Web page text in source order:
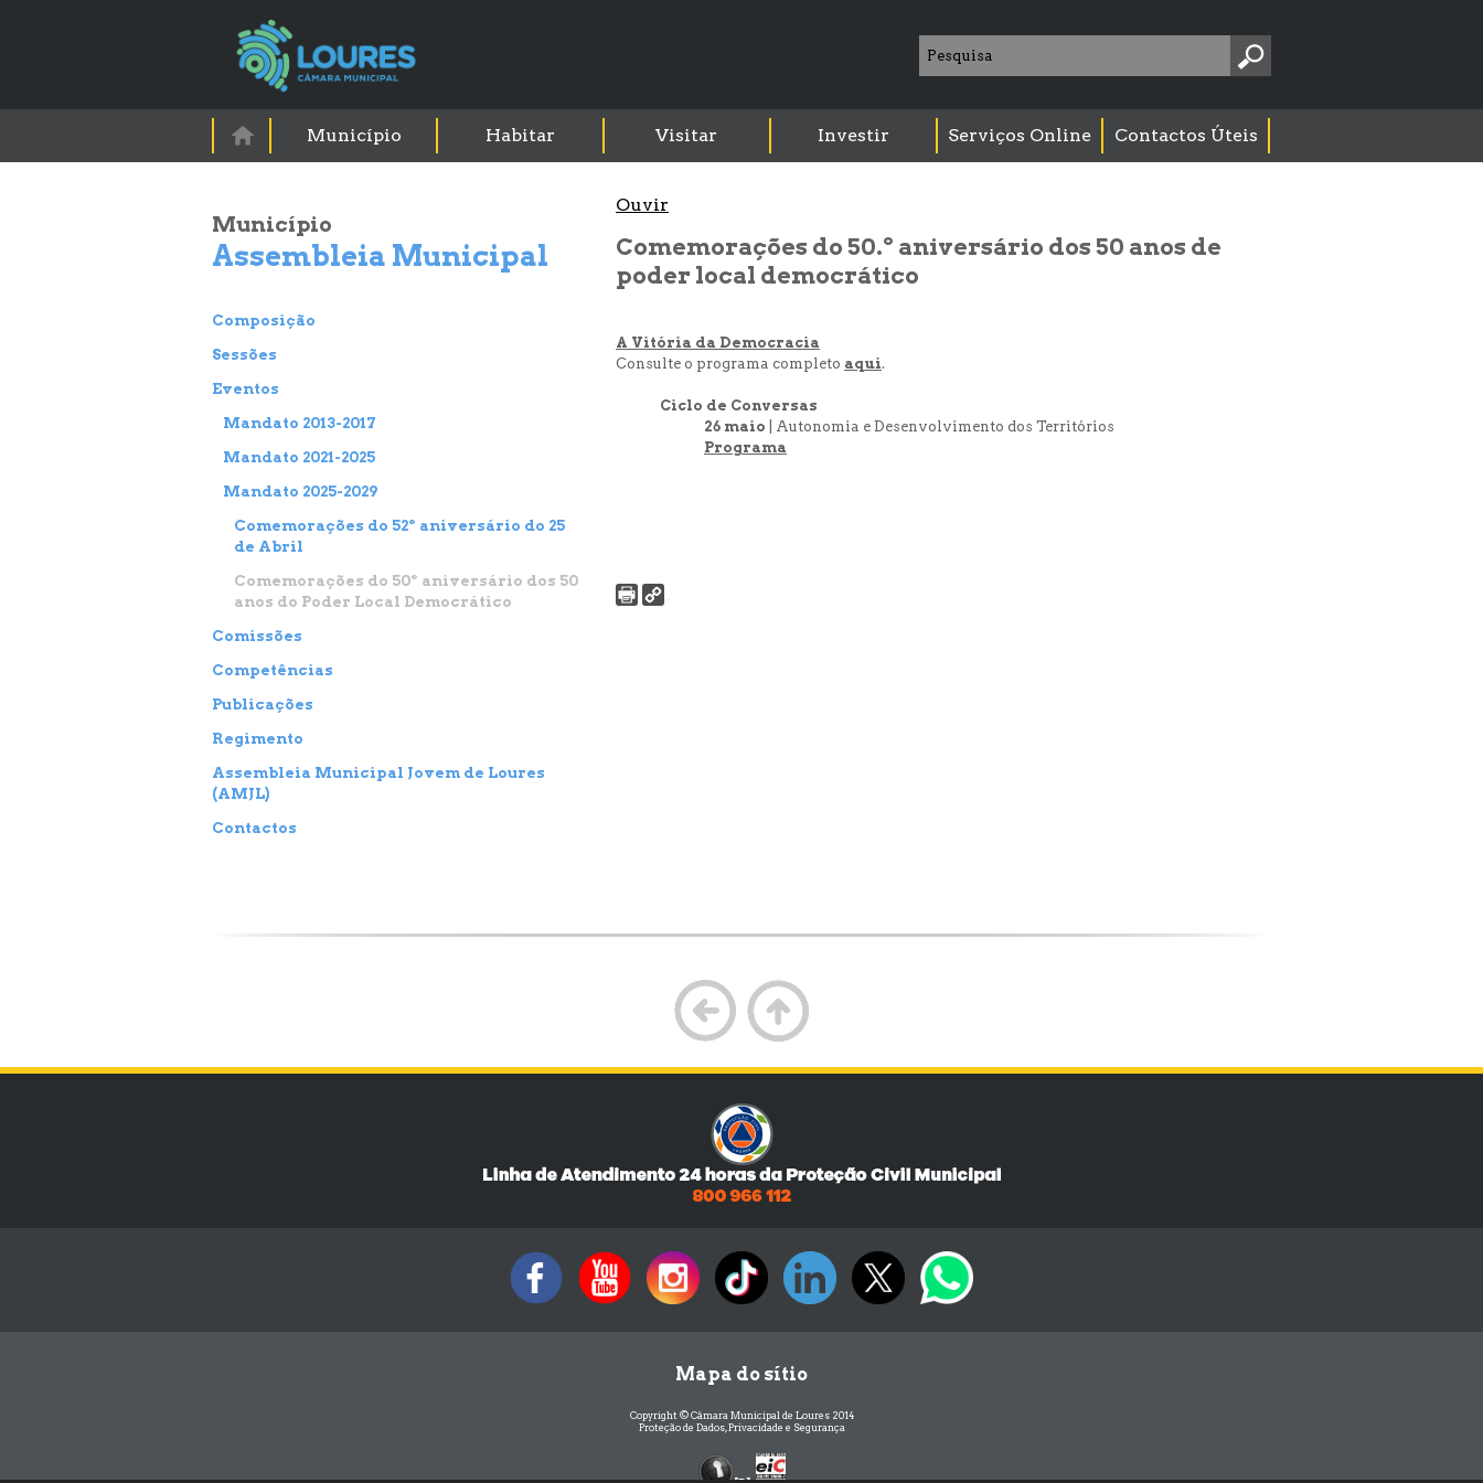
Pesquise
aqui:
Município Habitar Visitar Investir Serviços Online Contactos Úteis
Mapa do sítio
Copyright © Câmara Municipal de Loures 2014
Proteção de Dados, Privacidade e Segurança